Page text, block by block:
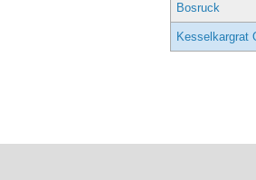
Bosruck
Kesselkargrat